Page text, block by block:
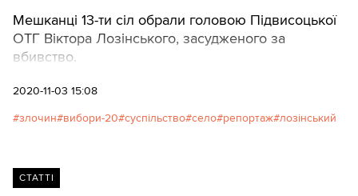
Мешканці 13-ти сіл обрали головою Підвисоцької
ОТГ Віктора Лозінського, засудженого за
вбивство.
2020-11-03 15:08
злочин вибори-20 суспільство село репортаж лозінський
СТАТТІ